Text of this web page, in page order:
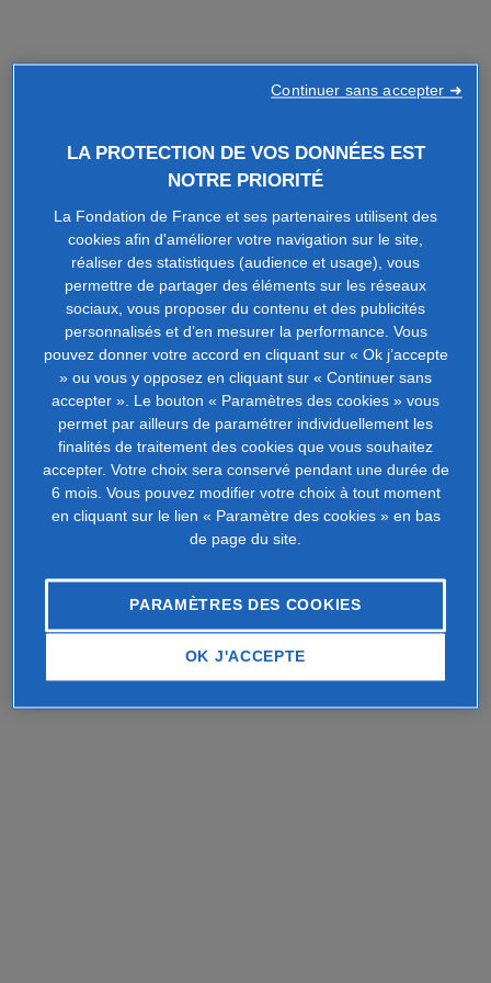
LA PROTECTION DE VOS DONNÉES EST
NOTRE PRIORITÉ
La Fondation de France et ses partenaires utilisent des
cookies afin d'améliorer votre navigation sur le site,
réaliser des statistiques (audience et usage), vous
permettre de partager des éléments sur les réseaux
sociaux, vous proposer du contenu et des publicités
personnalisés et d’en mesurer la performance. Vous
pouvez donner votre accord en cliquant sur « Ok j’accepte
» ou vous y opposez en cliquant sur « Continuer sans
accepter ». Le bouton « Paramètres des cookies » vous
permet par ailleurs de paramétrer individuellement les
finalités de traitement des cookies que vous souhaitez
accepter. Votre choix sera conservé pendant une durée de
6 mois. Vous pouvez modifier votre choix à tout moment
en cliquant sur le lien « Paramètre des cookies » en bas
de page du site.
PARAMÈTRES DES COOKIES
OK J'ACCEPTE
Continuer sans accepter ➜